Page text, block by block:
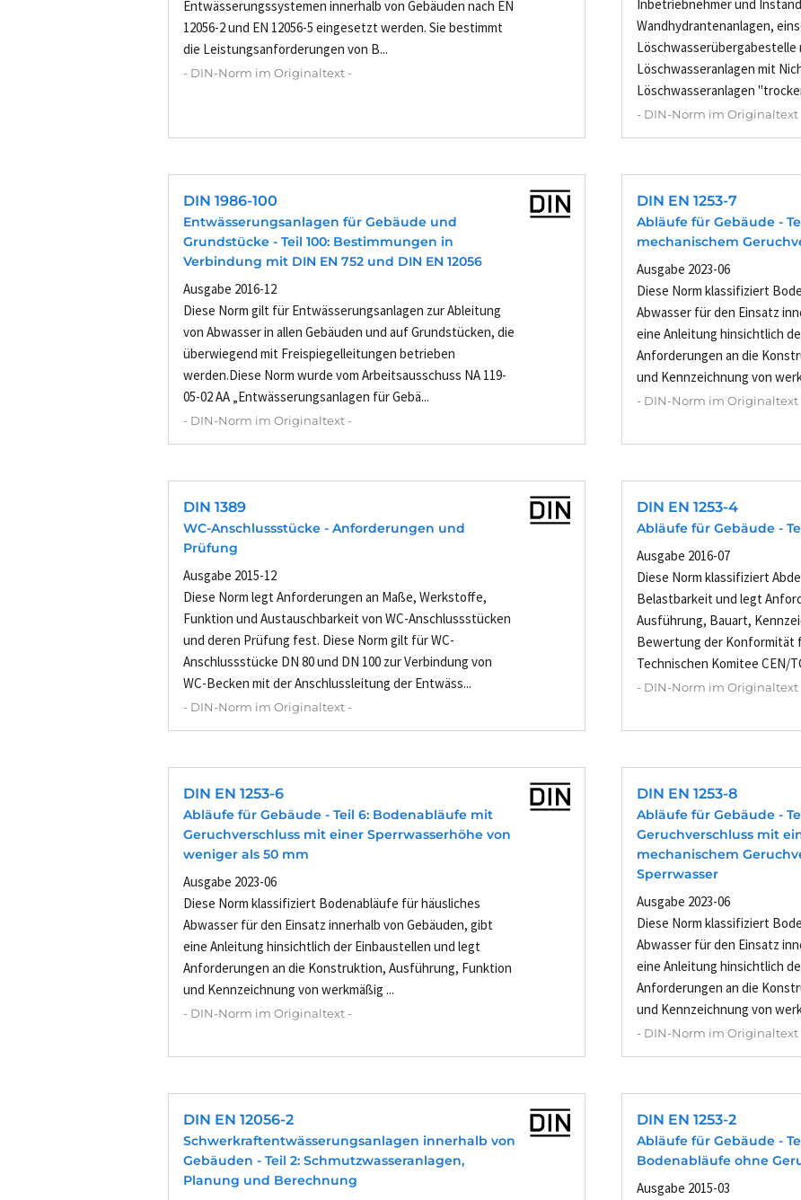
Entwässerungssystemen innerhalb von Gebäuden nach EN
12056-2 und EN 12056-5 eingesetzt werden. Sie bestimmt
die Leistungsanforderungen von B...
- DIN-Norm im Originaltext -
Inbetriebnehmer und
Wandhydrantenanlagen,
Löschwasserübergabestelle
Löschwasseranlagen mit
Löschwasseranlagen
- DIN-Norm im Originaltext
DIN 1986-100
Entwässerungsanlagen für Gebäude und
Grundstücke - Teil 100: Bestimmungen in
Verbindung mit DIN EN 752 und DIN EN 12056
Ausgabe 2016-12
Diese Norm gilt für Entwässerungsanlagen zur Ableitung
von Abwasser in allen Gebäuden und auf Grundstücken, die
überwiegend mit Freispiegelleitungen betrieben
werden.Diese Norm wurde vom Arbeitsausschuss NA 119-
05-02 AA „Entwässerungsanlagen für Gebä...
- DIN-Norm im Originaltext -
DIN EN 1253-7
Abläufe für Gebäude -
mechanischem
Ausgabe 2023-06
Diese Norm klassifiziert
Abwasser für den Einsatz
eine Anleitung hinsichtlich
Anforderungen an die
und Kennzeichnung von
- DIN-Norm im Originaltext
DIN 1389
WC-Anschlussstücke - Anforderungen und
Prüfung
Ausgabe 2015-12
Diese Norm legt Anforderungen an Maße, Werkstoffe,
Funktion und Austauschbarkeit von WC-Anschlussstücken
und deren Prüfung fest. Diese Norm gilt für WC-
Anschlussstücke DN 80 und DN 100 zur Verbindung von
WC-Becken mit der Anschlussleitung der Entwäss...
- DIN-Norm im Originaltext -
DIN EN 1253-4
Abläufe für Gebäude -
Ausgabe 2016-07
Diese Norm klassifiziert
Belastbarkeit und legt
Ausführung, Bauart,
Bewertung der Konformität
Technischen Komitee CEN/
- DIN-Norm im Originaltext
DIN EN 1253-6
Abläufe für Gebäude - Teil 6: Bodenabläufe mit
Geruchverschluss mit einer Sperrwasserhöhe von
weniger als 50 mm
Ausgabe 2023-06
Diese Norm klassifiziert Bodenabläufe für häusliches
Abwasser für den Einsatz innerhalb von Gebäuden, gibt
eine Anleitung hinsichtlich der Einbaustellen und legt
Anforderungen an die Konstruktion, Ausführung, Funktion
und Kennzeichnung von werkmäßig ...
- DIN-Norm im Originaltext -
DIN EN 1253-8
Abläufe für Gebäude -
Geruchverschluss mit
mechanischem
Sperrwasser
Ausgabe 2023-06
Diese Norm klassifiziert
Abwasser für den Einsatz
eine Anleitung hinsichtlich
Anforderungen an die
und Kennzeichnung von
- DIN-Norm im Originaltext
DIN EN 12056-2
Schwerkraftentwässerungsanlagen innerhalb von
Gebäuden - Teil 2: Schmutzwasseranlagen,
Planung und Berechnung
DIN EN 1253-2
Abläufe für Gebäude -
Bodenabläufe ohne
Ausgabe 2015-03